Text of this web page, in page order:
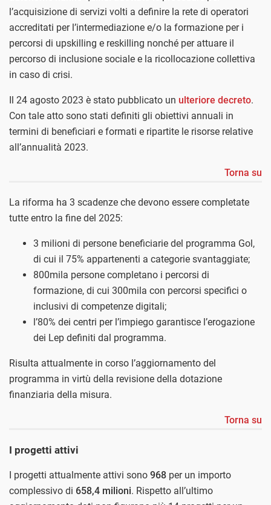
l’acquisizione di servizi volti a definire la rete di operatori
accreditati per l’intermediazione e/o la formazione per i
percorsi di upskilling e reskilling nonché per attuare il
percorso di inclusione sociale e la ricollocazione collettiva
in caso di crisi.
Il 24 agosto 2023 è stato pubblicato un ulteriore decreto.
Con tale atto sono stati definiti gli obiettivi annuali in
termini di beneficiari e formati e ripartite le risorse relative
all’annualità 2023.
Torna su
La riforma ha 3 scadenze che devono essere completate
tutte entro la fine del 2025:
3 milioni di persone beneficiarie del programma Gol,
di cui il 75% appartenenti a categorie svantaggiate;
800mila persone completano i percorsi di
formazione, di cui 300mila con percorsi specifici o
inclusivi di competenze digitali;
l’80% dei centri per l’impiego garantisce l’erogazione
dei Lep definiti dal programma.
Risulta attualmente in corso l’aggiornamento del
programma in virtù della revisione della dotazione
finanziaria della misura.
Torna su
I progetti attivi
I progetti attualmente attivi sono 968 per un importo
complessivo di 658,4 milioni. Rispetto all’ultimo